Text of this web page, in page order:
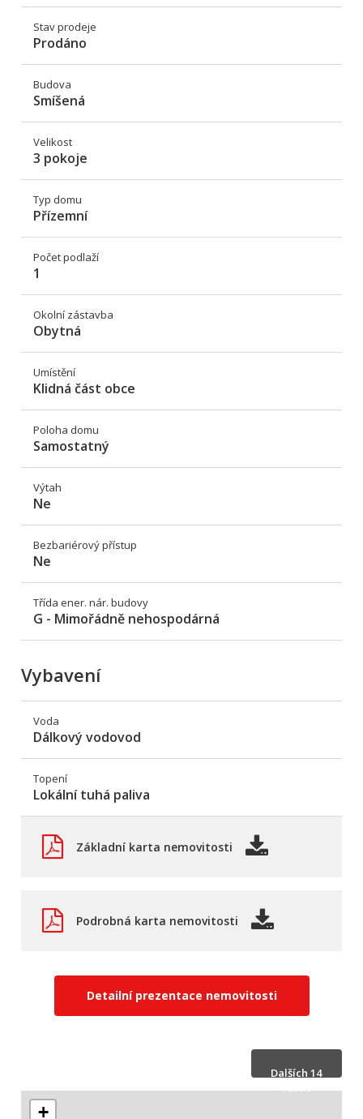
Stav prodeje
Prodáno
Budova
Smíšená
Velikost
3 pokoje
Typ domu
Přízemní
Počet podlaží
1
Okolní zástavba
Obytná
Umístění
Klidná část obce
Poloha domu
Samostatný
Výtah
Ne
Bezbariérový přístup
Ne
Třída ener. nár. budovy
G - Mimořádně nehospodárná
Vybavení
Voda
Dálkový vodovod
Topení
Lokální tuhá paliva
Základní karta nemovitosti
Podrobná karta nemovitosti
Detailní prezentace nemovitosti
Dalších 14
fotek
+